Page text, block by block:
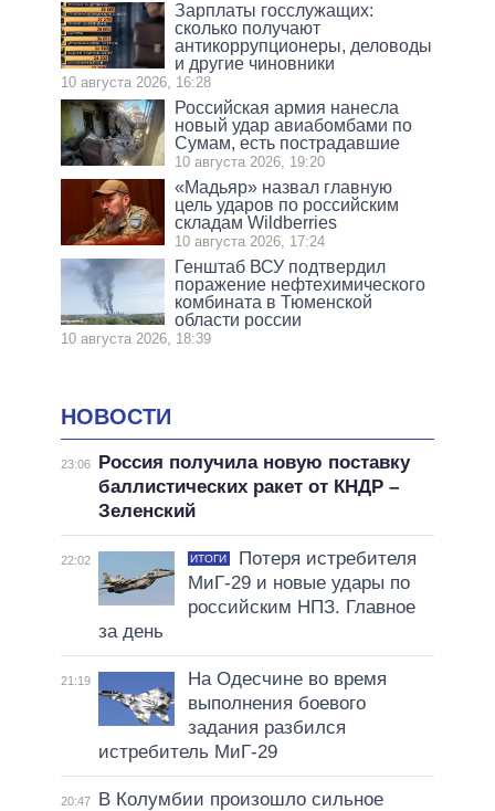
Зарплаты госслужащих:
сколько получают
антикоррупционеры, деловоды
и другие чиновники
10 августа 2026, 16:28
Российская армия нанесла
новый удар авиабомбами по
Сумам, есть пострадавшие
10 августа 2026, 19:20
«Мадьяр» назвал главную
цель ударов по российским
складам Wildberries
10 августа 2026, 17:24
Генштаб ВСУ подтвердил
поражение нефтехимического
комбината в Тюменской
области россии
10 августа 2026, 18:39
НОВОСТИ
23:06
Россия получила новую поставку
баллистических ракет от КНДР –
Зеленский
22:02 ИТОГИ
Потеря истребителя
МиГ-29 и новые удары по
российским НПЗ. Главное
за день
21:19
На Одесчине во время
выполнения боевого
задания разбился
истребитель МиГ-29
20:47
В Колумбии произошло сильное